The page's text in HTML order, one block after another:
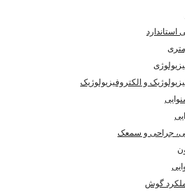
و الکتروفیزیولوژیک
جراحی و سمعک
گوش